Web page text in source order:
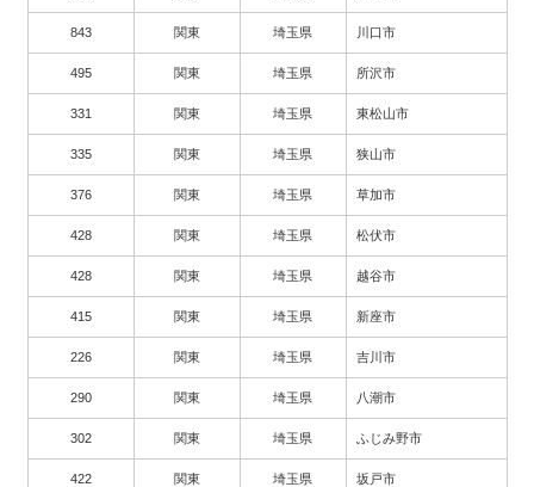
843 関東 埼玉県 川口市
495 関東 埼玉県 所沢市
331 関東 埼玉県 東松山市
335 関東 埼玉県 狭山市
376 関東 埼玉県 草加市
428 関東 埼玉県 松伏市
428 関東 埼玉県 越谷市
415 関東 埼玉県 新座市
226 関東 埼玉県 吉川市
290 関東 埼玉県 八潮市
302 関東 埼玉県 ふじみ野市
422 関東 埼玉県 坂戸市